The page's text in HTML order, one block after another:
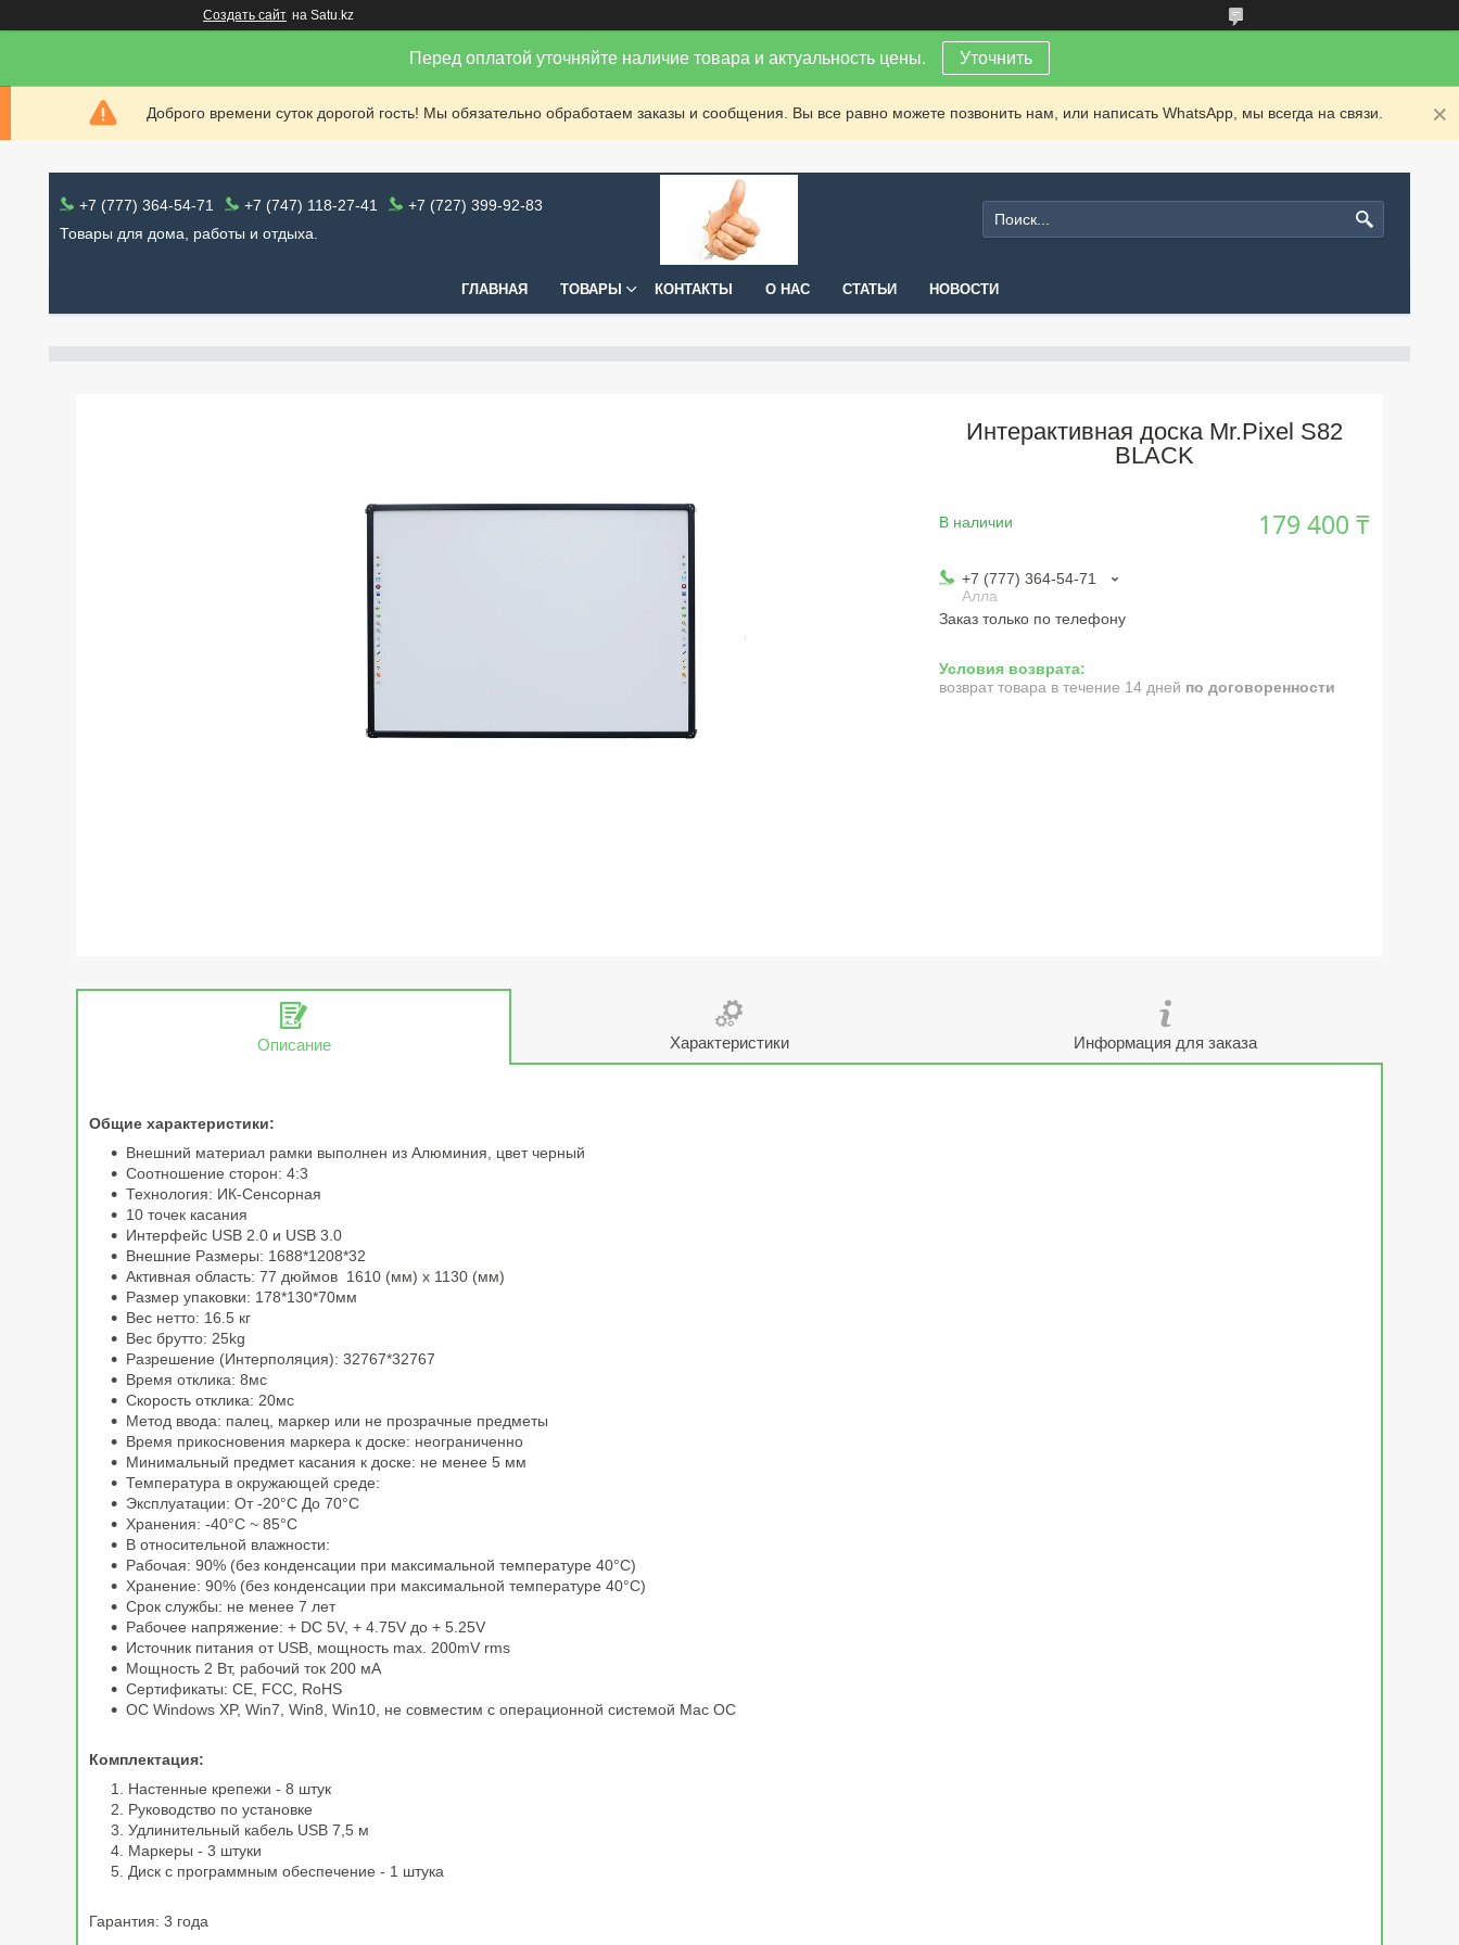
Создать сайт на Satu.kz
Перед оплатой уточняйте наличие товара и актуальность цены. Уточнить
Доброго времени суток дорогой гость! Мы обязательно обработаем заказы и сообщения. Вы все равно можете позвонить нам, или написать WhatsApp, мы всегда на связи.
+7 (777) 364-54-71 +7 (747) 118-27-41
+7 (727) 399-92-83
Товары для дома, работы и отдыха.
ГЛАВНАЯ ТОВАРЫ КОНТАКТЫ О НАС СТАТЬИ НОВОСТИ
Интерактивная доска Mr.Pixel S82
BLACK
В наличии 179 400 ₸
+7 (777) 364-54-71
Алла
Заказ только по телефону
возврат товара в течение 14 дней по договоренности
Описание Характеристики Информация для заказа
Общие характеристики:
Внешний материал рамки выполнен из Алюминия, цвет черный
Соотношение сторон: 4:3
Технология: ИК-Сенсорная
10 точек касания
Интерфейс USB 2.0 и USB 3.0
Внешние Размеры: 1688*1208*32
Активная область: 77 дюймов 1610 (мм) х 1130 (мм)
Размер упаковки: 178*130*70мм
Вес нетто: 16.5 кг
Вес брутто: 25kg
Разрешение (Интерполяция): 32767*32767
Время отклика: 8мс
Скорость отклика: 20мс
Метод ввода: палец, маркер или не прозрачные предметы
Время прикосновения маркера к доске: неограниченно
Минимальный предмет касания к доске: не менее 5 мм
Температура в окружающей среде:
Эксплуатации: От -20°C До 70°C
Хранения: -40°C ~ 85°С
В относительной влажности:
Рабочая: 90% (без конденсации при максимальной температуре 40°C)
Хранение: 90% (без конденсации при максимальной температуре 40°C)
Срок службы: не менее 7 лет
Рабочее напряжение: + DC 5V, + 4.75V до + 5.25V
Источник питания от USB, мощность max. 200mV rms
Мощность 2 Вт, рабочий ток 200 мА
Сертификаты: CE, FCC, RoHS
ОС Windows XP, Win7, Win8, Win10, не совместим с операционной системой Mac OC
Комплектация:
Настенные крепежи - 8 штук
Руководство по установке
Удлинительный кабель USB 7,5 м
Маркеры - 3 штуки
Диск с программным обеспечение - 1 штука
Гарантия: 3 года